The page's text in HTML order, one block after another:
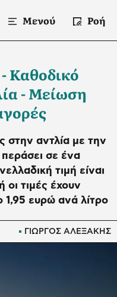
Μενού Ροή
ΓΙΩΡΓΟΣ ΑΛΕΞΑΚΗΣ
Καθοδικό
- Μείωση
στην αντλία με την
σε ένα
τιμή είναι
οι τιμές έχουν
1,95 ευρώ ανά λίτρο